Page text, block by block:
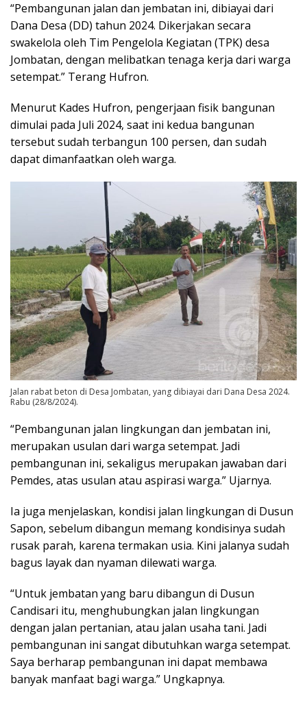
“Pembangunan jalan dan jembatan ini, dibiayai dari
Dana Desa (DD) tahun 2024. Dikerjakan secara
swakelola oleh Tim Pengelola Kegiatan (TPK) desa
Jombatan, dengan melibatkan tenaga kerja dari warga
setempat.” Terang Hufron.
Menurut Kades Hufron, pengerjaan fisik bangunan
dimulai pada Juli 2024, saat ini kedua bangunan
tersebut sudah terbangun 100 persen, dan sudah
dapat dimanfaatkan oleh warga.
Jalan rabat beton di Desa Jombatan, yang dibiayai dari Dana Desa 2024.
Rabu (28/8/2024).
“Pembangunan jalan lingkungan dan jembatan ini,
merupakan usulan dari warga setempat. Jadi
pembangunan ini, sekaligus merupakan jawaban dari
Pemdes, atas usulan atau aspirasi warga.” Ujarnya.
Ia juga menjelaskan, kondisi jalan lingkungan di Dusun
Sapon, sebelum dibangun memang kondisinya sudah
rusak parah, karena termakan usia. Kini jalanya sudah
bagus layak dan nyaman dilewati warga.
“Untuk jembatan yang baru dibangun di Dusun
Candisari itu, menghubungkan jalan lingkungan
dengan jalan pertanian, atau jalan usaha tani. Jadi
pembangunan ini sangat dibutuhkan warga setempat.
Saya berharap pembangunan ini dapat membawa
banyak manfaat bagi warga.” Ungkapnya.